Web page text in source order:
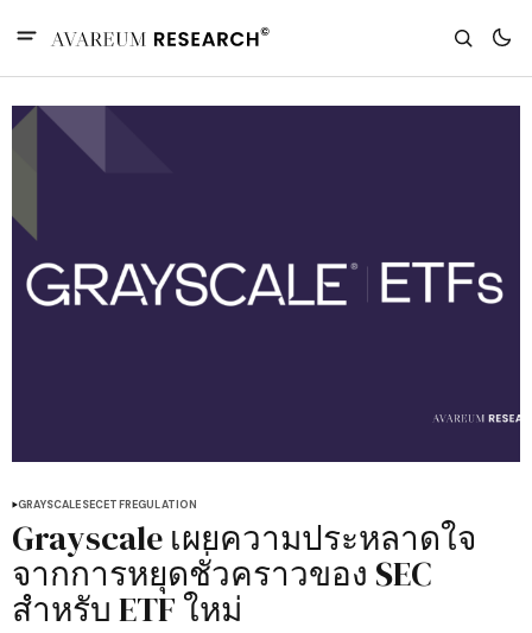
GRAYSCALESECETFREGULATION
Grayscale เผยความประหลาดใจ
จากการหยุดชั่วคราวของ SEC
สำหรับ ETF ใหม่